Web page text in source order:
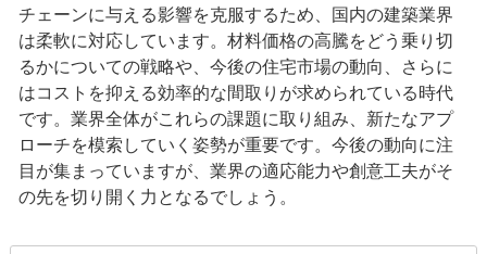
チェーンに与える影響を克服するため、国内の建築業界
は柔軟に対応しています。材料価格の高騰をどう乗り切
るかについての戦略や、今後の住宅市場の動向、さらに
はコストを抑える効率的な間取りが求められている時代
です。業界全体がこれらの課題に取り組み、新たなアプ
ローチを模索していく姿勢が重要です。今後の動向に注
目が集まっていますが、業界の適応能力や創意工夫がそ
の先を切り開く力となるでしょう。